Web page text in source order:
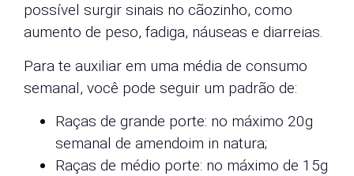
possível surgir sinais no cãozinho, como
aumento de peso, fadiga, náuseas e diarreias.
Para te auxiliar em uma média de consumo
semanal, você pode seguir um padrão de:
Raças de grande porte: no máximo 20g
semanal de amendoim in natura;
Raças de médio porte: no máximo de 15g